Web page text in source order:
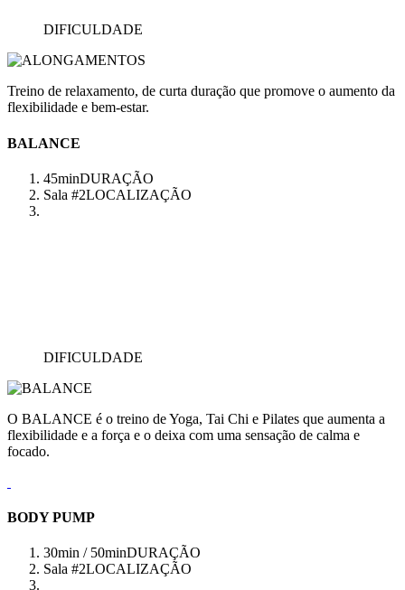
DIFICULDADE
Treino de relaxamento, de curta duração que promove o aumento da
flexibilidade e bem-estar.
BALANCE
45minDURAÇÃO
Sala #2LOCALIZAÇÃO
DIFICULDADE
O BALANCE é o treino de Yoga, Tai Chi e Pilates que aumenta a
flexibilidade e a força e o deixa com uma sensação de calma e
focado.
BODY PUMP
30min / 50minDURAÇÃO
Sala #2LOCALIZAÇÃO